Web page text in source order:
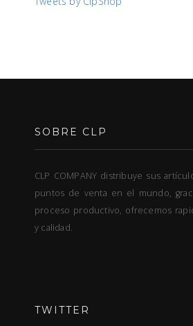
SOBRE CLP
CLP COMPANY distribuye sus
puntos de venta en el mundo,
proceso productivo, ofrecemos
y calidad.
TWITTER